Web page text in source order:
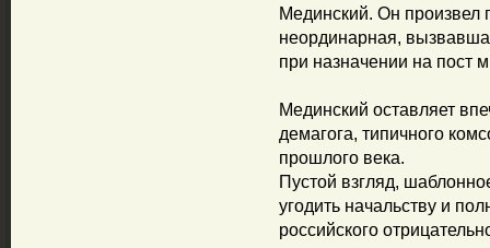
Мединский. Он произвел
неординарная,
при назначении на пост
Мединский оставляет
демагога, типичного
прошлого века.
Пустой взгляд,
угодить начальству и
российского